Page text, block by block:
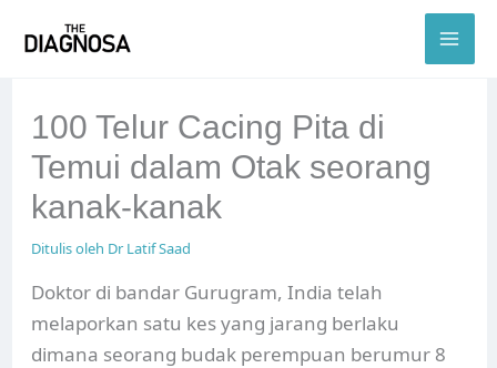
100 Telur Cacing Pita di
Temui dalam Otak seorang
kanak-kanak
Ditulis oleh Dr Latif Saad
Doktor di bandar Gurugram, India telah
melaporkan satu kes yang jarang berlaku
dimana seorang budak perempuan berumur 8